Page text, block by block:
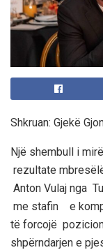
Shkruan: Gjekë
Një shembull i
rezultate
Anton Vulaj nga
me stafin e
të forcojë
shpërndarjen e